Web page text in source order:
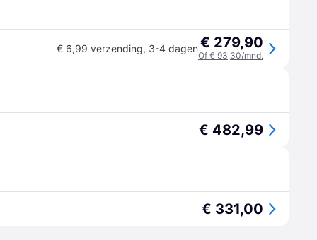
€ 6,99 verzending, 3-4 dagen € 279,90
Of € 93,30/mnd.
€ 482,99
€ 331,00